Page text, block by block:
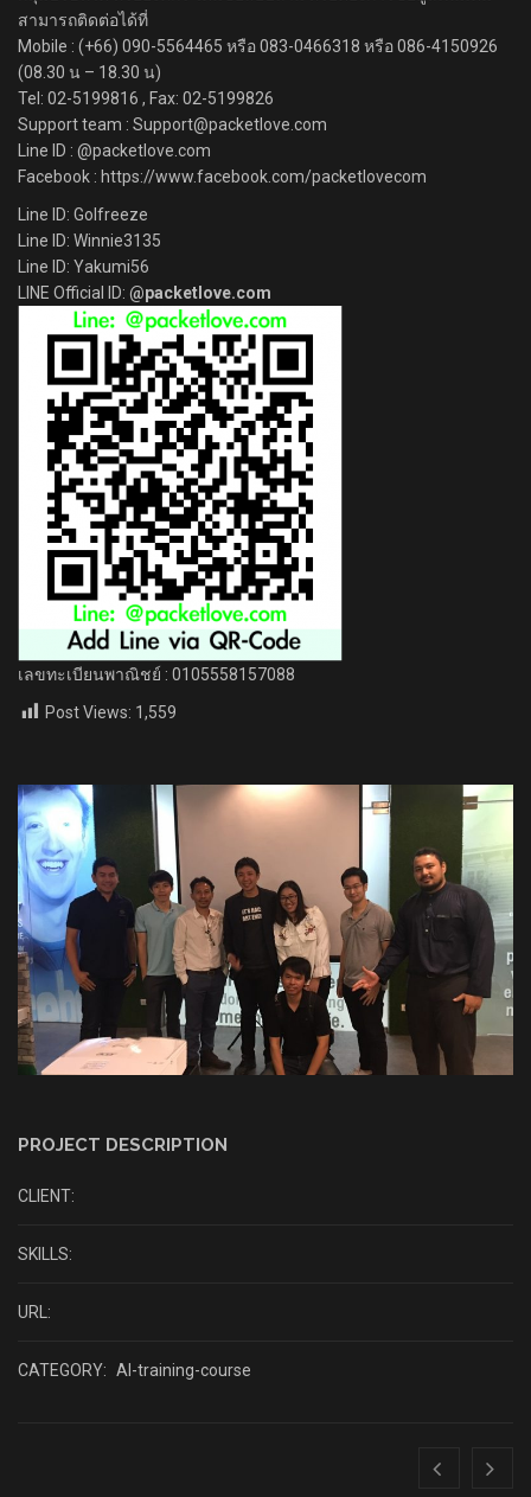
สามารถติดต่อได้ที่
Mobile : (+66) 090-5564465 หรือ 083-0466318 หรือ 086-4150926
(08.30 น – 18.30 น)
Tel: 02-5199816 , Fax: 02-5199826
Support team : Support@packetlove.com
Line ID : @packetlove.com
Facebook : https://www.facebook.com/packetlovecom
Line ID: Golfreeze
Line ID: Winnie3135
Line ID: Yakumi56
LINE Official ID: @packetlove.com
เลขทะเบียนพาณิชย์ : 0105558157088
Post Views: 1,559
PROJECT DESCRIPTION
CLIENT:
SKILLS:
URL:
CATEGORY: AI-training-course